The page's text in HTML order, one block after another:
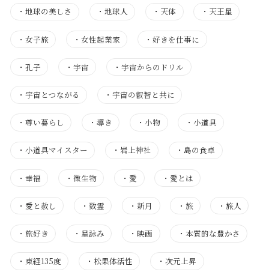
・ 地球の美しさ ・地球人 ・ 天体 ・ 天王星
・ 女子旅 ・女性起業家 ・好きを仕事に
・ 孔子 ・宇宙 ・宇宙からのドリル
・ 宇宙とつながる ・宇宙の叡智と共に
・ 尊い暮らし ・導き ・小物 ・ 小道具
・ 小道具マイスター ・岩上神社 ・ 島の食卓
・ 幸福 ・微生物 ・ 愛 ・ 愛とは
・ 愛と赦し ・数霊 ・新月 ・ 旅 ・ 旅人
・ 旅好き ・ 星詠み ・映画 ・ 本質的な豊かさ
・ 東経135度 ・ 松果体活性 ・次元上昇